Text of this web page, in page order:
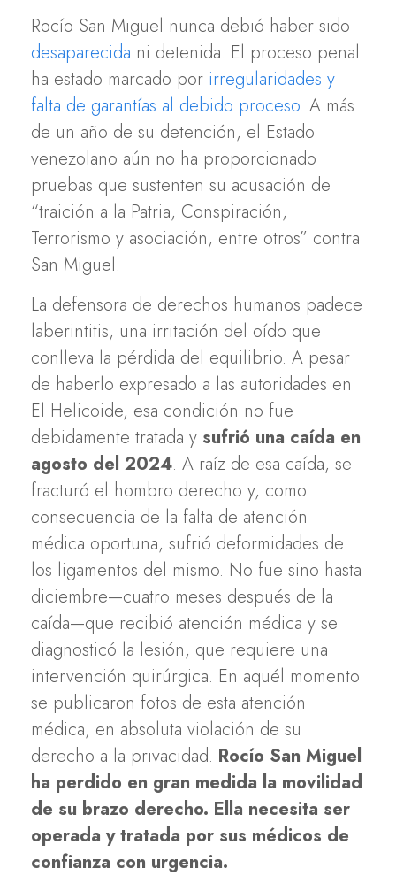
Rocío San Miguel nunca debió haber sido
desaparecida ni detenida. El proceso penal
ha estado marcado por irregularidades y
falta de garantías al debido proceso. A más
de un año de su detención, el Estado
venezolano aún no ha proporcionado
pruebas que sustenten su acusación de
“traición a la Patria, Conspiración,
Terrorismo y asociación, entre otros” contra
San Miguel.
La defensora de derechos humanos padece
laberintitis, una irritación del oído que
conlleva la pérdida del equilibrio. A pesar
de haberlo expresado a las autoridades en
El Helicoide, esa condición no fue
debidamente tratada y sufrió una caída en
agosto del 2024. A raíz de esa caída, se
fracturó el hombro derecho y, como
consecuencia de la falta de atención
médica oportuna, sufrió deformidades de
los ligamentos del mismo. No fue sino hasta
diciembre—cuatro meses después de la
caída—que recibió atención médica y se
diagnosticó la lesión, que requiere una
intervención quirúrgica. En aquél momento
se publicaron fotos de esta atención
médica, en absoluta violación de su
derecho a la privacidad. Rocío San Miguel
ha perdido en gran medida la movilidad
de su brazo derecho. Ella necesita ser
operada y tratada por sus médicos de
confianza con urgencia.